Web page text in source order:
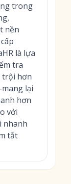
trong
nền
là lựa
tra
trội hơn
lại
hơn
với
nhanh
tắt